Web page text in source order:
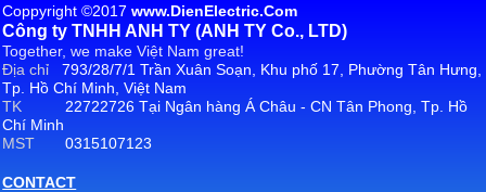
Coppyright ©2017www.DienElectric.Com
Công ty TNHH ANH TY (ANH TY Co., LTD)
Together, we make Việt Nam great!
Địa chỉ793/28/7/1 Trần Xuân Soạn, Khu phố 17, Phường Tân Hưng,
Tp. Hồ Chí Minh, Việt Nam
TK 22722726 Tại Ngân hàng Á Châu - CN Tân Phong, Tp. Hồ
Chí Minh
MST0315107123
CONTACT